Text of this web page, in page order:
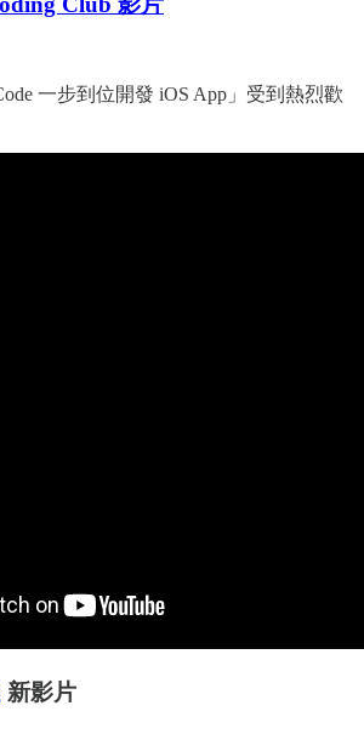
一步到位開發 iOS App」受到熱烈歡
新影片